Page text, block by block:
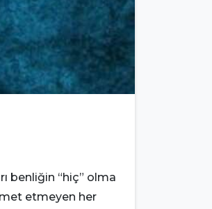
0 0
benliğin “hiç” olma
etmeyen her